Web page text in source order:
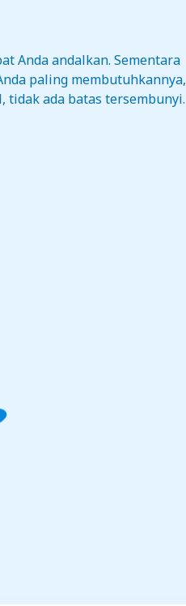
Anda andalkan. Sementara
paling membutuhkannya,
tidak ada batas tersembunyi.